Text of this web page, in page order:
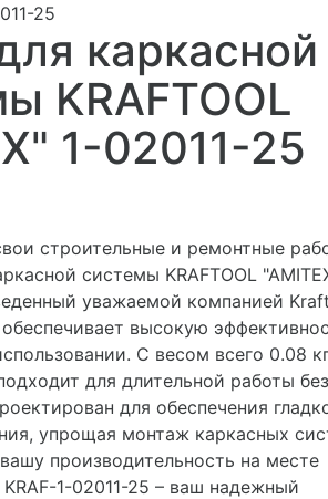
25
каркасной
KRAFTOOL
1-02011-25
строительные и ремонтные
системы KRAFTOOL
уважаемой компанией
высокую
С весом всего 0.08
для длительной работы без
для обеспечения
упрощая монтаж каркасных
производительность на месте
1-02011-25 – ваш надежный